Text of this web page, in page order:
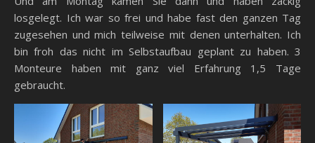
losgelegt. Ich war so frei und habe fast den ganzen Tag
zugesehen und mich teilweise mit denen unterhalten. Ich
bin froh das nicht im Selbstaufbau geplant zu haben. 3
Monteure haben mit ganz viel Erfahrung 1,5 Tage
gebraucht.